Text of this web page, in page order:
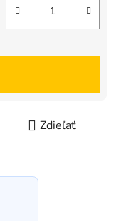
Zdieľať